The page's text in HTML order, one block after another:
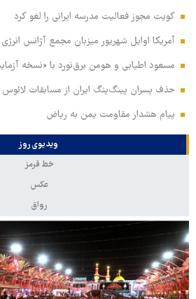
کویت مجوز فعالیت مدرسه ایرانی را لغو کرد
آمریکا اوایل شهریور میزبان مجمع آژانس
مسعود اطیابی و هومن برق‌نورد با «نسخه
حذف پسران پینگ‌پنگ ایران از مسابقات لائوس
پیام هشدار مقاومت یمن به ریاض
ویدیوی روز
خط قرمز
عکس
رواق